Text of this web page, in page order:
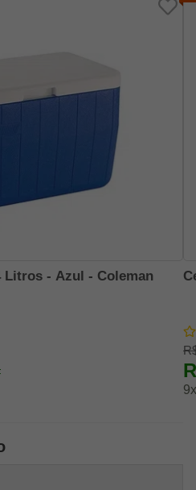
Litros - Azul - Coleman